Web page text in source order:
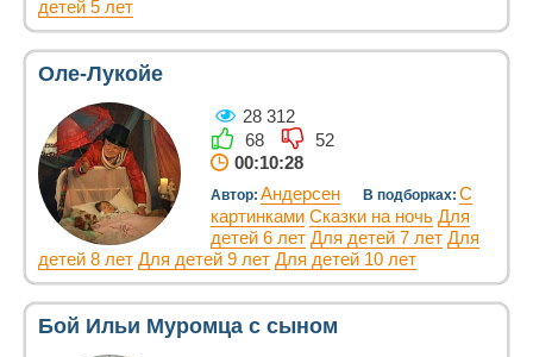
детей 5 лет
Оле-Лукойе
28 312
68
52
00:10:28
Автор: Андерсен В подборках: С
картинками Сказки на ночь Для
детей 6 лет Для детей 7 лет Для
детей 8 лет Для детей 9 лет Для детей 10 лет
Бой Ильи Муромца с сыном